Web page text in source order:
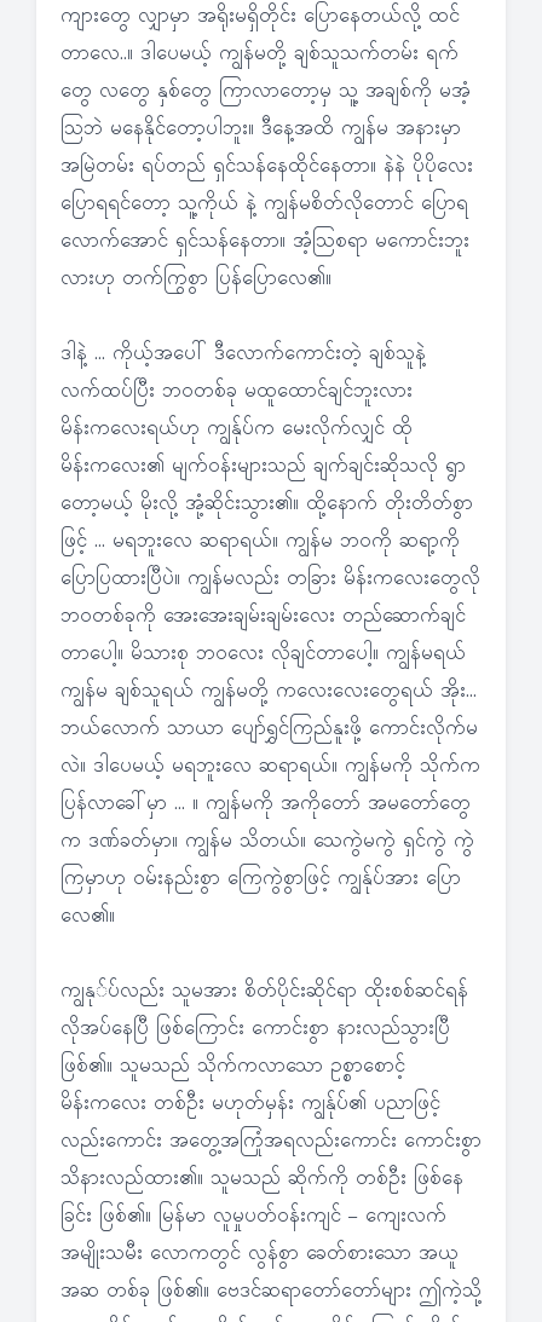
ကျားတွေ လျှာမှာ အရိုးမရှိတိုင်း ပြောနေတယ်လို့ ထင်
တာလေ..။ ဒါပေမယ့် ကျွန်မတို့ ချစ်သူသက်တမ်း ရက်
တွေ လတွေ နှစ်တွေ ကြာလာတော့မှ သူ့ အချစ်ကို မအံ့
သြဘဲ မနေနိုင်တော့ပါဘူး။ ဒီနေ့အထိ ကျွန်မ အနားမှာ
အမြဲတမ်း ရပ်တည် ရှင်သန်နေထိုင်နေတာ။ နဲနဲ ပိုပိုလေး
ပြောရရင်တော့ သူ့ကိုယ် နဲ့ ကျွန်မစိတ်လိုတောင် ပြောရ
လောက်အောင် ရှင်သန်နေတာ။ အံ့သြစရာ မကောင်းဘူး
လားဟု တက်ကြွစွာ ပြန်ပြောလေ၏။
ဒါနဲ့ … ကိုယ့်အပေါ် ဒီလောက်ကောင်းတဲ့ ချစ်သူနဲ့
လက်ထပ်ပြီး ဘဝတစ်ခု မထူထောင်ချင်ဘူးလား
မိန်းကလေးရယ်ဟု ကျွန်ုပ်က မေးလိုက်လျှင် ထို
မိန်းကလေး၏ မျက်ဝန်းများသည် ချက်ချင်းဆိုသလို ရွာ
တော့မယ့် မိုးလို့ အုံ့ဆိုင်းသွား၏။ ထို့နောက် တိုးတိတ်စွာ
ဖြင့် … မရဘူးလေ ဆရာရယ်။ ကျွန်မ ဘဝကို ဆရာ့ကို
ပြောပြထားပြီပဲ။ ကျွန်မလည်း တခြား မိန်းကလေးတွေလို
ဘဝတစ်ခုကို အေးအေးချမ်းချမ်းလေး တည်ဆောက်ချင်
တာပေါ့။ မိသားစု ဘဝလေး လိုချင်တာပေါ့။ ကျွန်မရယ်
ကျွန်မ ချစ်သူရယ် ကျွန်မတို့ ကလေးလေးတွေရယ် အိုး…
ဘယ်လောက် သာယာ ပျော်ရွှင်ကြည်နူးဖို့ ကောင်းလိုက်မ
လဲ။ ဒါပေမယ့် မရဘူးလေ ဆရာရယ်။ ကျွန်မကို သိုက်က
ပြန်လာခေါ်မှာ … ။ ကျွန်မကို အကိုတော် အမတော်တွေ
က ဒဏ်ခတ်မှာ။ ကျွန်မ သိတယ်။ သေကွဲမကွဲ ရှင်ကွဲ ကွဲ
ကြမှာဟု ဝမ်းနည်းစွာ ကြေကွဲစွာဖြင့် ကျွန်ုပ်အား ပြော
လေ၏။
ကျွနု်ပ်လည်း သူမအား စိတ်ပိုင်းဆိုင်ရာ ထိုးစစ်ဆင်ရန်
လိုအပ်နေပြီ ဖြစ်ကြောင်း ကောင်းစွာ နားလည်သွားပြီ
ဖြစ်၏။ သူမသည် သိုက်ကလာသော ဥစ္စာစောင့်
မိန်းကလေး တစ်ဦး မဟုတ်မှန်း ကျွန်ုပ်၏ ပညာဖြင့်
လည်းကောင်း အတွေ့အကြုံအရလည်းကောင်း ကောင်းစွာ
သိနားလည်ထား၏။ သူမသည် ဆိုက်ကို တစ်ဦး ဖြစ်နေ
ခြင်း ဖြစ်၏။ မြန်မာ လူမှုပတ်ဝန်းကျင် – ကျေးလက်
အမျိုးသမီး လောကတွင် လွန်စွာ ခေတ်စားသော အယူ
အဆ တစ်ခု ဖြစ်၏။ ဗေဒင်ဆရာတော်တော်များ ဤကဲ့သို့